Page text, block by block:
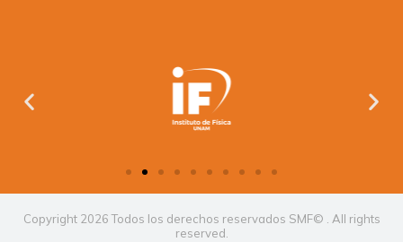
Copyright 2026 Todos los derechos reservados SMF© . All rights
reserved.